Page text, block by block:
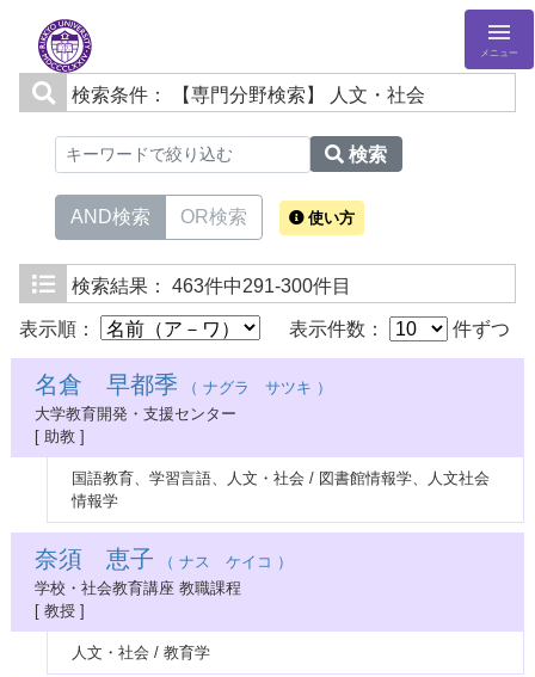
メニュー
検索条件： 【専門分野検索】 人文・社会
検索
AND検索 OR検索 使い方
検索結果： 463件中291-300件目
表示順： 表示件数： 件ずつ
名倉 早都季 （ ナグラ サツキ ）
大学教育開発・支援センター
[ 助教 ]
国語教育、学習言語、人文・社会 / 図書館情報学、人文社会
情報学
奈須 恵子 （ ナス ケイコ ）
学校・社会教育講座 教職課程
[ 教授 ]
人文・社会 / 教育学